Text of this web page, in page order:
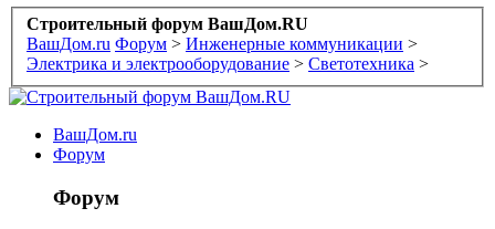
Строительный форум ВашДом.RU
ВашДом.ru Форум > Инженерные коммуникации >
Электрика и электрооборудование > Светотехника >
ВашДом.ru
Форум
Форум